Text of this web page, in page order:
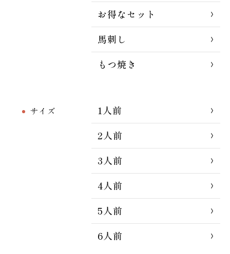
お得なセット
馬刺し
もつ焼き
サイズ
1人前
2人前
3人前
4人前
5人前
6人前